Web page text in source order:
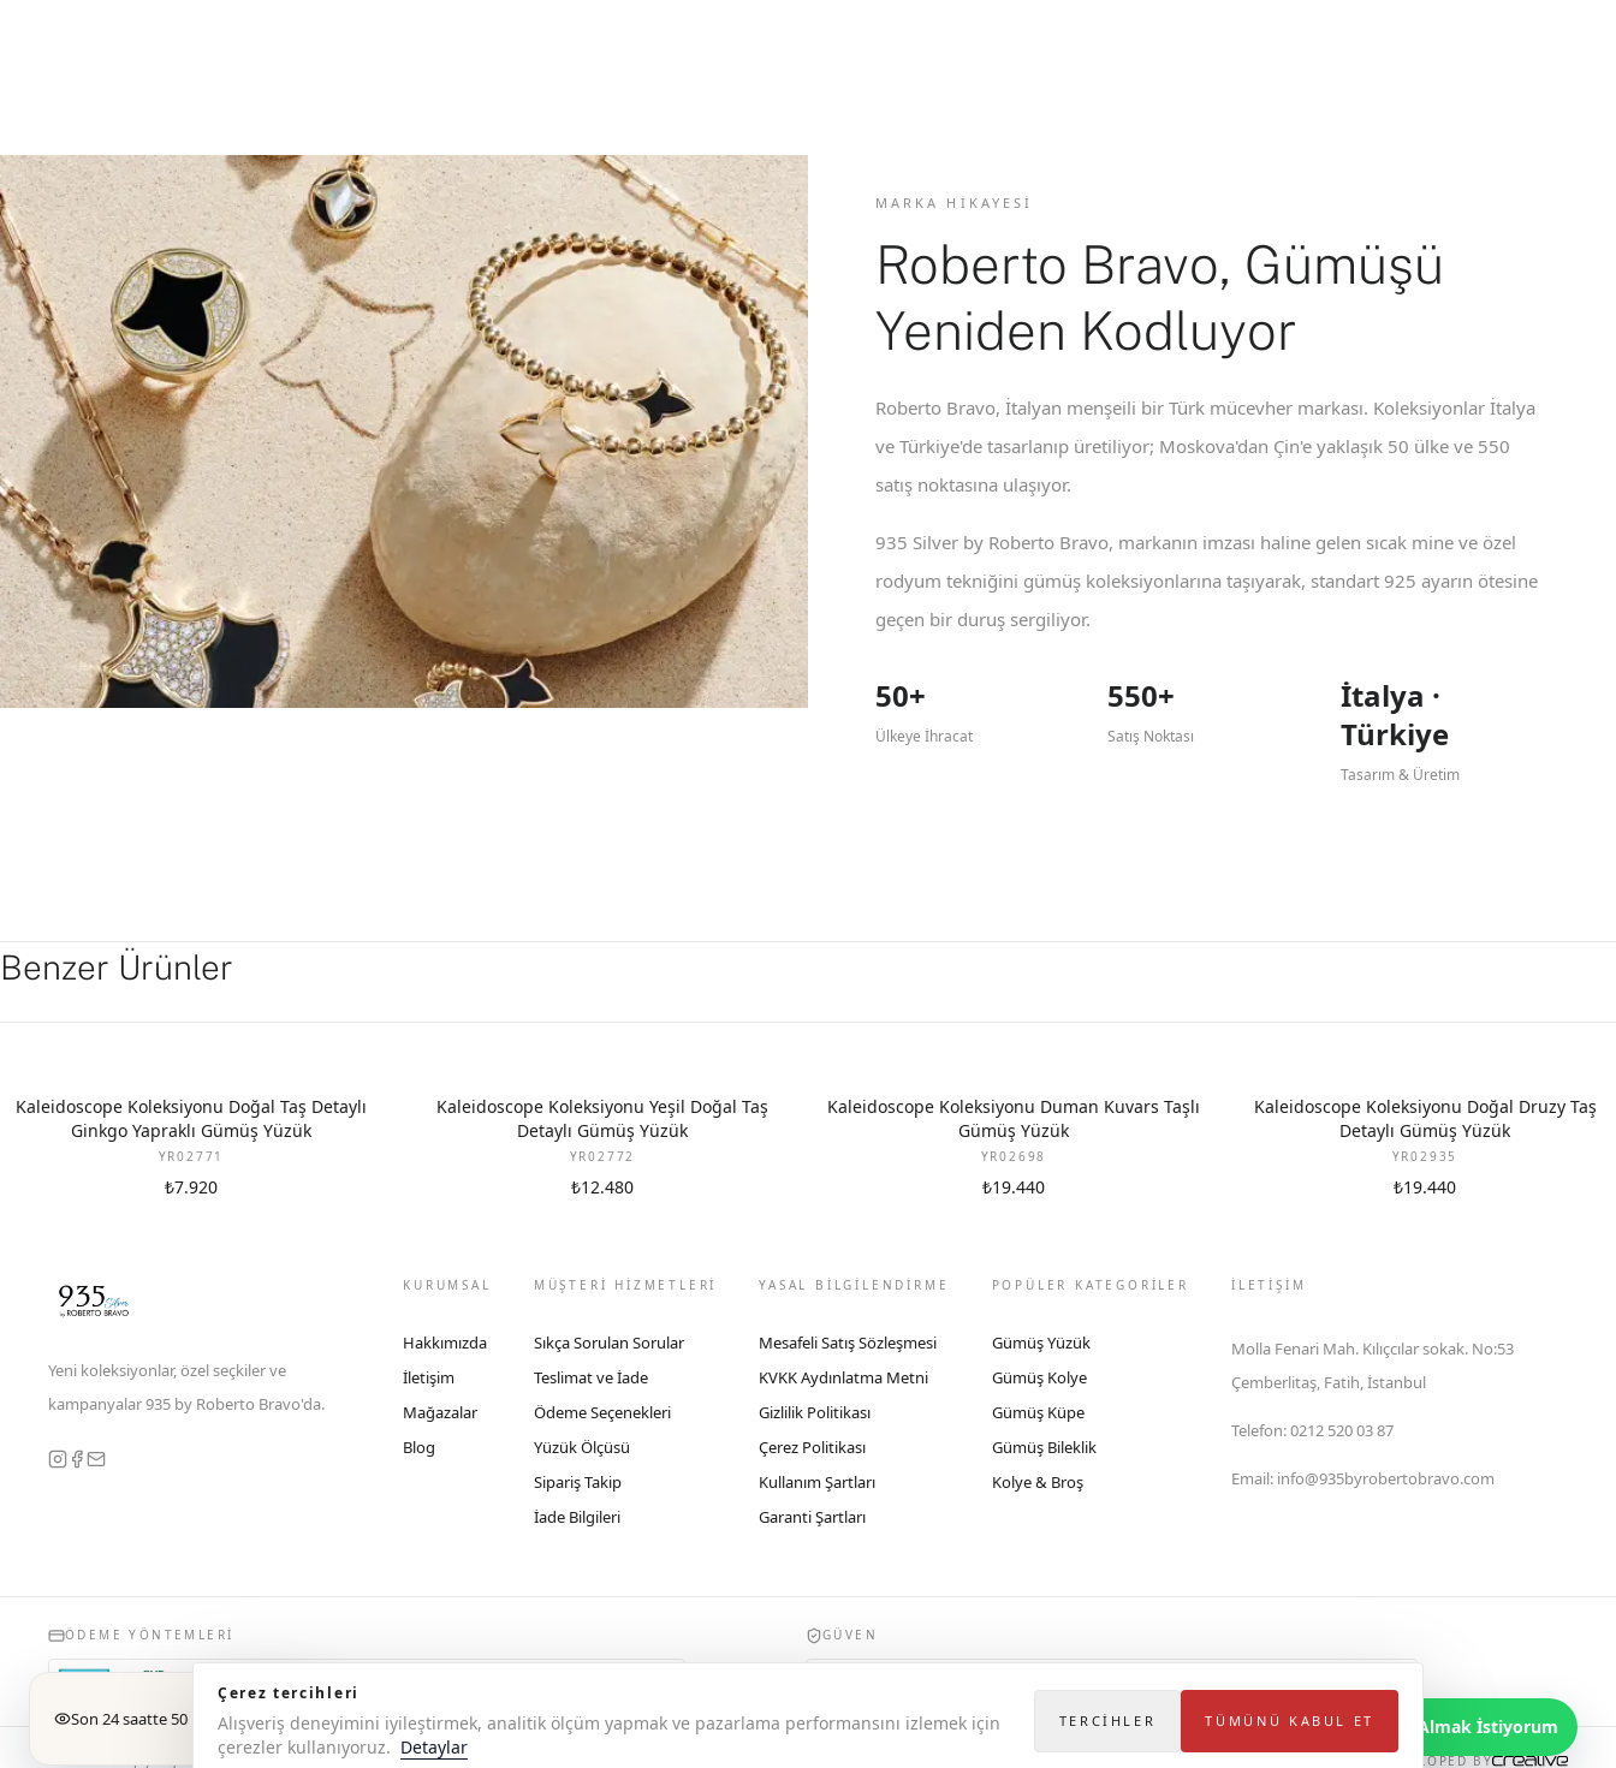
Son 24 saatte 50 kişi baktı
MARKA HIKAYESI
Roberto Bravo, Gümüşü
Yeniden Kodluyor
Roberto Bravo, İtalyan menşeili bir Türk mücevher markası. Koleksiyonlar İtalya
ve Türkiye'de tasarlanıp üretiliyor; Moskova'dan Çin'e yaklaşık 50 ülke ve 550
satış noktasına ulaşıyor.
935 Silver by Roberto Bravo, markanın imzası haline gelen sıcak mine ve özel
rodyum tekniğini gümüş koleksiyonlarına taşıyarak, standart 925 ayarın ötesine
geçen bir duruş sergiliyor.
50+
Ülkeye İhracat
550+
Satış Noktası
İtalya ·
Türkiye
Tasarım & Üretim
Benzer Ürünler
Kaleidoscope Koleksiyonu Doğal Taş Detaylı
Ginkgo Yapraklı Gümüş Yüzük
YR02771
₺7.920
Kaleidoscope Koleksiyonu Yeşil Doğal Taş
Detaylı Gümüş Yüzük
YR02772
₺12.480
Kaleidoscope Koleksiyonu Duman Kuvars Taşlı
Gümüş Yüzük
YR02698
₺19.440
Kaleidoscope Koleksiyonu Doğal Druzy Taş
Detaylı Gümüş Yüzük
YR02935
₺19.440
Yeni koleksiyonlar, özel seçkiler ve
kampanyalar 935 by Roberto Bravo'da.
KURUMSAL
Hakkımızda
İletişim
Mağazalar
Blog
MÜŞTERİ HİZMETLERİ
Sıkça Sorulan Sorular
Teslimat ve İade
Ödeme Seçenekleri
Yüzük Ölçüsü
Sipariş Takip
İade Bilgileri
YASAL BİLGİLENDİRME
Mesafeli Satış Sözleşmesi
KVKK Aydınlatma Metni
Gizlilik Politikası
Çerez Politikası
Kullanım Şartları
Garanti Şartları
POPÜLER KATEGORİLER
Gümüş Yüzük
Gümüş Kolye
Gümüş Küpe
Gümüş Bileklik
Kolye & Broş
İLETIŞIM
Molla Fenari Mah. Kılıçcılar sokak. No:53
Çemberlitaş, Fatih, İstanbul
Telefon:0212 520 03 87
Email: info@935byrobertobravo.com
ÖDEME YÖNTEMLERI GÜVEN
© 2026 Copyright 935 by Roberto Bravo DEVELOPED BY
Bilgi Almak İstiyorum
Çerez tercihleri
Alışveriş deneyimini iyileştirmek, analitik ölçüm yapmak ve pazarlama performansını izlemek için
çerezler kullanıyoruz. Detaylar
TERCIHLER TÜMÜNÜ KABUL ET